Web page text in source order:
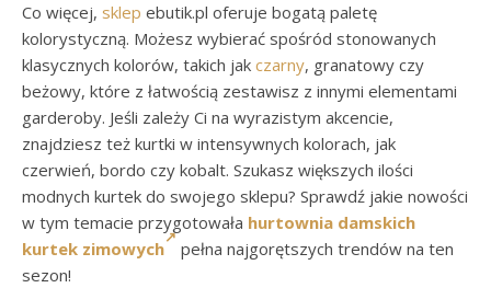
Co więcej, sklep ebutik.pl oferuje bogatą paletę
kolorystyczną. Możesz wybierać spośród stonowanych
klasycznych kolorów, takich jak czarny, granatowy czy
beżowy, które z łatwością zestawisz z innymi elementami
garderoby. Jeśli zależy Ci na wyrazistym akcencie,
znajdziesz też kurtki w intensywnych kolorach, jak
czerwień, bordo czy kobalt. Szukasz większych ilości
modnych kurtek do swojego sklepu? Sprawdź jakie nowości
w tym temacie przygotowała hurtownia damskich
kurtek zimowych
pełna najgorętszych trendów na ten
sezon!